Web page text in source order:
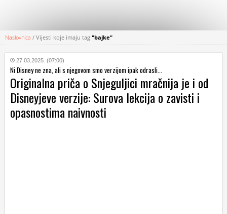
KATEGORIJE
HRVATSKI
WEB
Naslovnica / Vijesti koje imaju tag "bajke"
27.03.2025. (07:00)
Ni Disney ne zna, ali s njegovom smo verzijom ipak odrasli...
Originalna priča o Snjeguljici mračnija je i od
Disneyjeve verzije: Surova lekcija o zavisti i
opasnostima naivnosti